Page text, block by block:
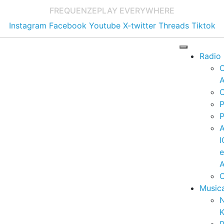
FREQUENZEPLAY EVERYWHERE
Instagram Facebook Youtube X-twitter Threads Tiktok
Radio
e